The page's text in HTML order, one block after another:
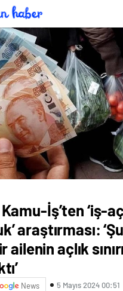
bin 373 TL’ye çıktı’
İş’ten ‘iş-
araştırması:
açlık
News 5 Mayıs 2024 00:51